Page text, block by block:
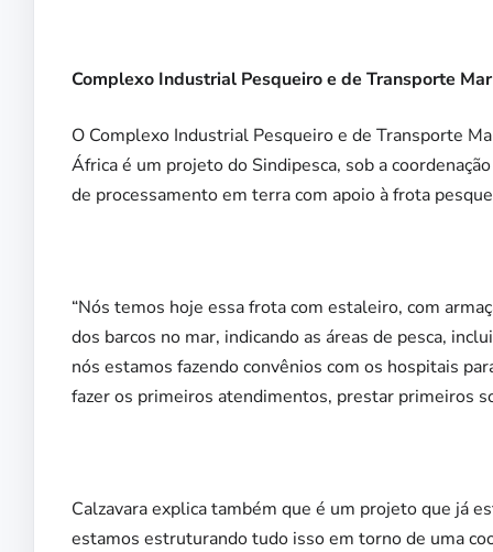
Complexo Industrial Pesqueiro e de Transporte
O Complexo Industrial Pesqueiro e de Transporte
África é um projeto do Sindipesca, sob a
de processamento em terra com apoio à frota
“Nós temos hoje essa frota com estaleiro, com
dos barcos no mar, indicando as áreas de pesca,
nós estamos fazendo convênios com os hospitais
fazer os primeiros atendimentos, prestar primeiros
Calzavara explica também que é um projeto que já
estamos estruturando tudo isso em torno de uma